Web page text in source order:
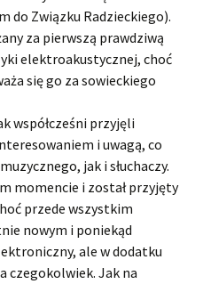
do Związku Radzieckiego).
za pierwszą prawdziwą
elektroakustycznej, choć
się go za sowieckiego
współcześni przyjęli
i uwagą, co
jak i słuchaczy.
momencie i został przyjęty
przede wszystkim
nowym i poniekąd
ale w dodatku
czegokolwiek. Jak na